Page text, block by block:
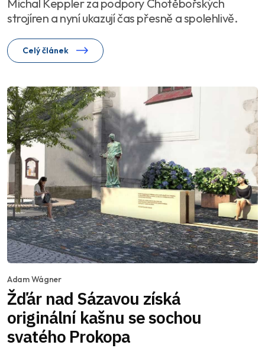
Michal Keppler za podpory Chotěbořských
strojíren a nyní ukazují čas přesně a spolehlivě.
Celý článek
Adam Wágner
Žďár nad Sázavou získá
originální kašnu se sochou
svatého Prokopa